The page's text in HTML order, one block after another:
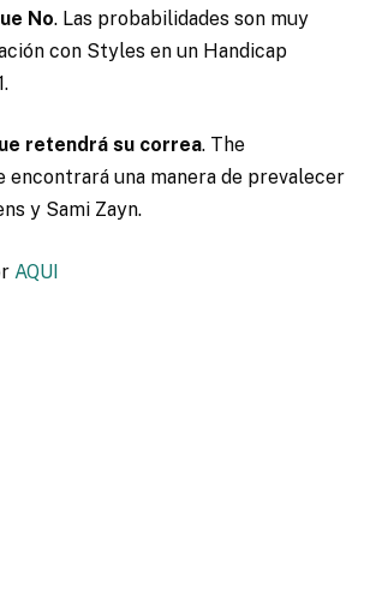
No. Las probabilidades son muy
con Styles en un Handicap
retendrá su correa. The
encontrará una manera de prevalecer
y Sami Zayn.
AQUI